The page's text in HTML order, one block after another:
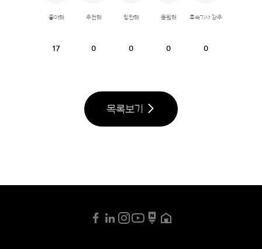
좋아해
17
추천해
0
칭찬해
0
응원해
0
후속기사 강추
0
목록보기